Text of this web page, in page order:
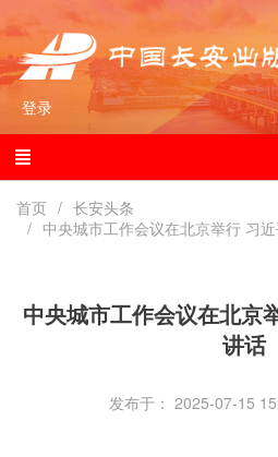
登录
首页
长安头条
中央城市工作会议在北京举行 习
中央城市工作会议在北京
讲话
发布于： 2025-07-15